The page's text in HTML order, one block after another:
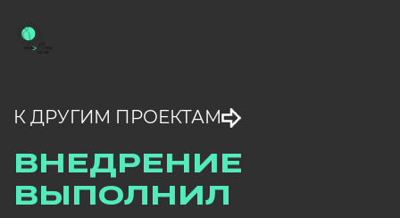
К ДРУГИМ ПРОЕКТАМ
ВНЕДРЕНИЕ
ВЫПОЛНИЛ